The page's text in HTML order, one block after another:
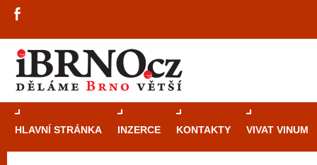
HLAVNÍ STRÁNKA INZERCE KONTAKTY VIVAT VINUM